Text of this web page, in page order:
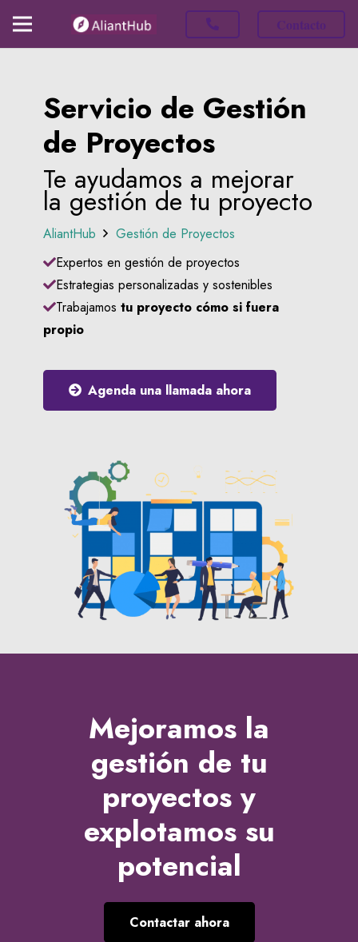
Servicio de Gestión
de Proyectos
Te ayudamos a mejorar
la gestión de tu proyecto
AliantHub
Gestión de Proyectos
Expertos en gestión de proyectos
Estrategias personalizadas y sostenibles
Trabajamos tu proyecto cómo si fuera
propio
Agenda una llamada ahora
Mejoramos la
gestión de tu
proyectos y
explotamos su
potencial
Contactar ahora